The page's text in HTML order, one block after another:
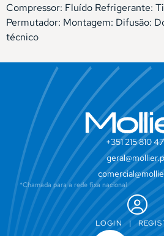
Compressor: Fluído Refrigerante:
Permutador: Montagem: Difusão:
técnico
+351 215 810
*Chamada para a rede fixa nacional
LOGIN |